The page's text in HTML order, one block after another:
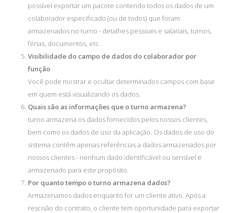
possível exportar um pacote contendo todos os dados de um
colaborador especificado (ou de todos) que foram
armazenados no turno - detalhes pessoais e salariais, turnos,
férias, documentos, etc.
Visibilidade do campo de dados do colaborador por
função
Você pode mostrar e ocultar determinados campos com base
em quem está visualizando os dados.
Quais são as informações que o turno armazena?
turno armazena os dados fornecidos pelos nossos clientes,
bem como os dados de uso da aplicação. Os dados de uso do
sistema contêm apenas referências a dados armazenados por
nossos clientes - nenhum dado identificável ou sensível é
armazenado para este propósito.
Por quanto tempo o turno armazena dados?
Armazenamos dados enquanto for um cliente ativo. Após a
rescisão do contrato, o cliente tem oportunidade para exportar